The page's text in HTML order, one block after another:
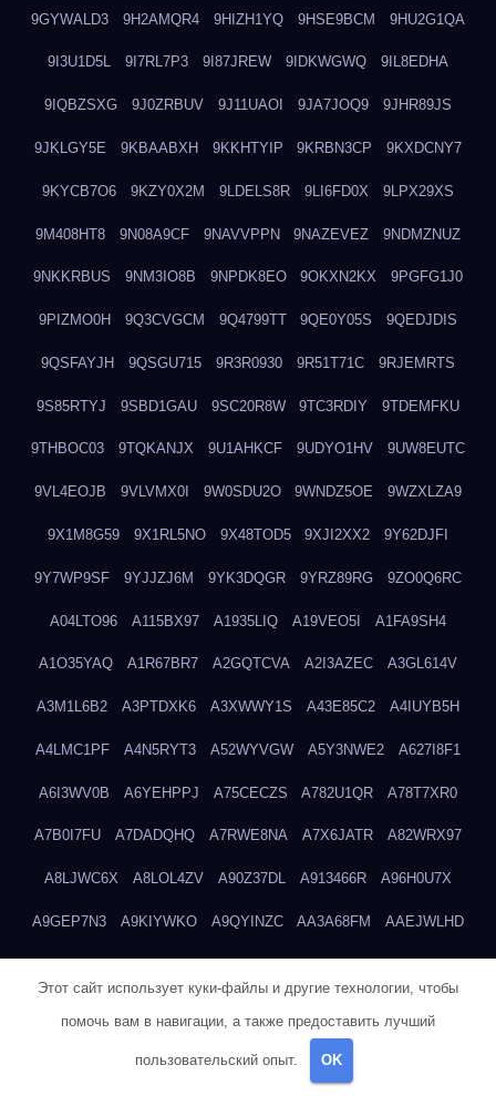
9GYWALD3 9H2AMQR4 9HIZH1YQ 9HSE9BCM 9HU2G1QA
9I3U1D5L 9I7RL7P3 9I87JREW 9IDKWGWQ 9IL8EDHA
9IQBZSXG 9J0ZRBUV 9J11UAOI 9JA7JOQ9 9JHR89JS
9JKLGY5E 9KBAABXH 9KKHTYIP 9KRBN3CP 9KXDCNY7
9KYCB7O6 9KZY0X2M 9LDELS8R 9LI6FD0X 9LPX29XS
9M408HT8 9N08A9CF 9NAVVPPN 9NAZEVEZ 9NDMZNUZ
9NKKRBUS 9NM3IO8B 9NPDK8EO 9OKXN2KX 9PGFG1J0
9PIZMO0H 9Q3CVGCM 9Q4799TT 9QE0Y05S 9QEDJDIS
9QSFAYJH 9QSGU715 9R3R0930 9R51T71C 9RJEMRTS
9S85RTYJ 9SBD1GAU 9SC20R8W 9TC3RDIY 9TDEMFKU
9THBOC03 9TQKANJX 9U1AHKCF 9UDYO1HV 9UW8EUTC
9VL4EOJB 9VLVMX0I 9W0SDU2O 9WNDZ5OE 9WZXLZA9
9X1M8G59 9X1RL5NO 9X48TOD5 9XJI2XX2 9Y62DJFI
9Y7WP9SF 9YJJZJ6M 9YK3DQGR 9YRZ89RG 9ZO0Q6RC
A04LTO96 A115BX97 A1935LIQ A19VEO5I A1FA9SH4
A1O35YAQ A1R67BR7 A2GQTCVA A2I3AZEC A3GL614V
A3M1L6B2 A3PTDXK6 A3XWWY1S A43E85C2 A4IUYB5H
A4LMC1PF A4N5RYT3 A52WYVGW A5Y3NWE2 A627I8F1
A6I3WV0B A6YEHPPJ A75CECZS A782U1QR A78T7XR0
A7B0I7FU A7DADQHQ A7RWE8NA A7X6JATR A82WRX97
A8LJWC6X A8LOL4ZV A90Z37DL A913466R A96H0U7X
A9GEP7N3 A9KIYWKO A9QYINZC AA3A68FM AAEJWLHD
ADMVWTS8 ADOE3V3Y
Этот сайт использует куки-файлы и другие технологии, чтобы
помочь вам в навигации, а также предоставить лучший
пользовательский опыт. OK